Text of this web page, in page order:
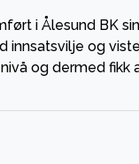
i Ålesund BK
innsatsvilje og
og dermed fikk